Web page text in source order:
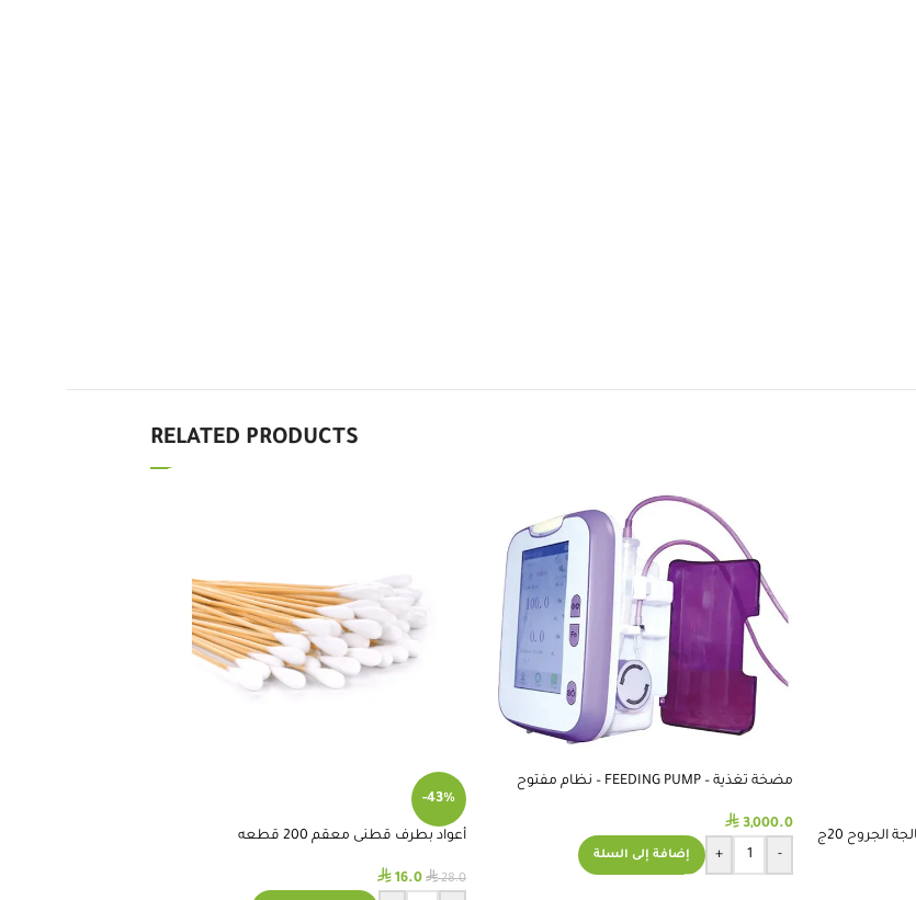
RELATED PRODUCTS
ميديهني معجون عسل طبي لمعالجة الجروح 20ج
مضخة تغذية – FEEDING PUMP – نظام مفتوح
⃁ 3,000.0
-
+ إضافة إلى السلة
-43%
أعواد بطرف قطنى معقم 200 قطعه
⃁28.0
⃁ 16.0